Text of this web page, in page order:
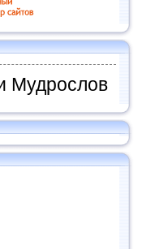
Мудрослов